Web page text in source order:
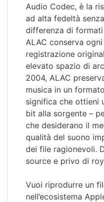
Audio Codec, è la
ad alta fedeltà
differenza di formati
ALAC conserva
registrazione
elevato spazio di
2004, ALAC
musica in un
significa che ottieni
bit alla sorgente –
che desiderano il
qualità del suono
dei file ragionevoli.
source e privo di
Vuoi riprodurre un
nell’ecosistema